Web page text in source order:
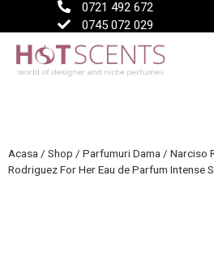
0721 492 672
0745 072 029
Acasa / Shop / Parfumuri Dama / Narciso
Rodriguez For Her Eau de Parfum Intense